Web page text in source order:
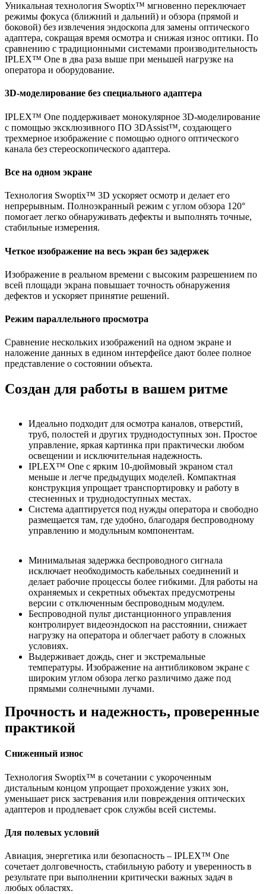
Уникальная технология Swoptix™ мгновенно переключает
режимы фокуса (ближний и дальний) и обзора (прямой и
боковой) без извлечения эндоскопа для замены оптического
адаптера, сокращая время осмотра и снижая износ оптики. По
сравнению с традиционными системами производительность
IPLEX™ One в два раза выше при меньшей нагрузке на
оператора и оборудование.
3D-моделирование без специального адаптера
IPLEX™ One поддерживает монокулярное 3D-моделирование
с помощью эксклюзивного ПО 3DAssist™, создающего
трехмерное изображение с помощью одного оптического
канала без стереоскопического адаптера.
Все на одном экране
Технология Swoptix™ 3D ускоряет осмотр и делает его
непрерывным. Полноэкранный режим с углом обзора 120°
помогает легко обнаруживать дефекты и выполнять точные,
стабильные измерения.
Четкое изображение на весь экран без задержек
Изображение в реальном времени с высоким разрешением по
всей площади экрана повышает точность обнаружения
дефектов и ускоряет принятие решений.
Режим параллельного просмотра
Сравнение нескольких изображений на одном экране и
наложение данных в едином интерфейсе дают более полное
представление о состоянии объекта.
Создан для работы в вашем ритме
Идеально подходит для осмотра каналов, отверстий,
труб, полостей и других труднодоступных зон. Простое
управление, яркая картинка при практически любом
освещении и исключительная надежность.
IPLEX™ One с ярким 10-дюймовый экраном стал
меньше и легче предыдущих моделей. Компактная
конструкция упрощает транспортировку и работу в
стесненных и труднодоступных местах.
Система адаптируется под нужды оператора и свободно
размещается там, где удобно, благодаря беспроводному
управлению и модульным компонентам.
Минимальная задержка беспроводного сигнала
исключает необходимость кабельных соединений и
делает рабочие процессы более гибкими. Для работы на
охраняемых и секретных объектах предусмотрены
версии с отключенным беспроводным модулем.
Беспроводной пульт дистанционного управления
контролирует видеоэндоскоп на расстоянии, снижает
нагрузку на оператора и облегчает работу в сложных
условиях.
Выдерживает дождь, снег и экстремальные
температуры. Изображение на антибликовом экране с
широким углом обзора легко различимо даже под
прямыми солнечными лучами.
Прочность и надежность, проверенные
практикой
Сниженный износ
Технология Swoptix™ в сочетании с укороченным
дистальным концом упрощает прохождение узких зон,
уменьшает риск застревания или повреждения оптических
адаптеров и продлевает срок службы всей системы.
Для полевых условий
Авиация, энергетика или безопасность – IPLEX™ One
сочетает долговечность, стабильную работу и уверенность в
результате при выполнении критически важных задач в
любых областях.